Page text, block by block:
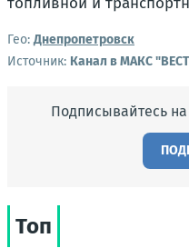
Гео:Днепропетровск
Источник: Канал в МАКС
Подписывайтесь
Топ